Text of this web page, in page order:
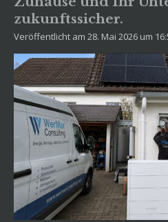
zukunftssicher.
Veröffentlicht am 28. Mai 2026 um